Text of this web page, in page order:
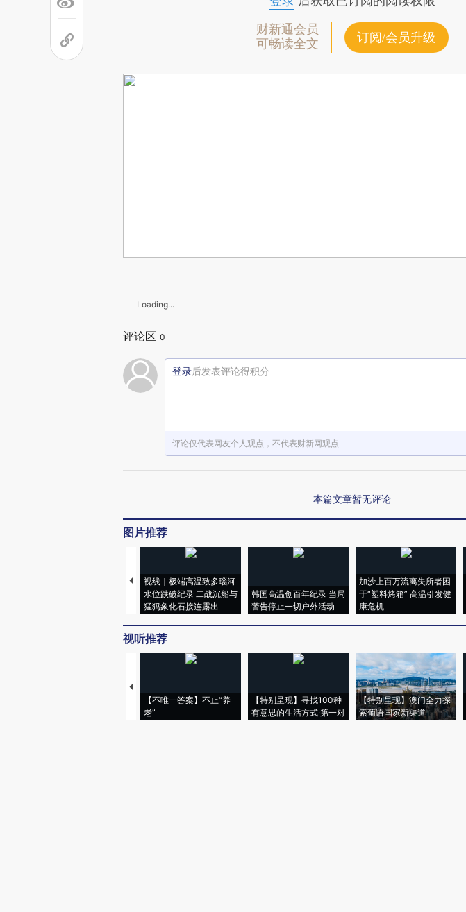
财新通会员
可畅读全文
订阅/会员升级
Loading...
评论区 0
登录后发表评论得积分
评论仅代表网友个人观点，不代表财新网观点
本篇文章暂无评论
图片推荐
视线｜极端高温致多瑙河
水位跌破纪录 二战沉船与
猛犸象化石接连露出
韩国高温创百年纪录 当局
警告停止一切户外活动
加沙上百万流离失所者困
于“塑料烤箱” 高温引发健
康危机
视听推荐
【不唯一答案】不止“养
老”
【特别呈现】寻找100种
有意思的生活方式·第一对
【特别呈现】澳门全力探
索葡语国家新渠道